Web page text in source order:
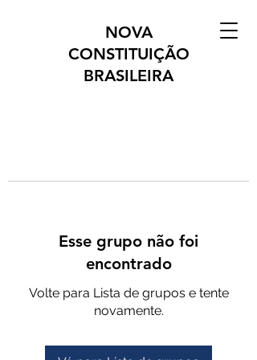
NOVA
CONSTITUIÇÃO
BRASILEIRA
Esse grupo não foi
encontrado
Volte para Lista de grupos e tente
novamente.